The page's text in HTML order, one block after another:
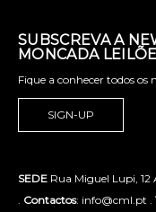
SUBSCREVA A
MONCADA
Fique a conhecer todos os
SIGN-UP
SEDE Rua Miguel Lupi,
Contactos: info@cml.pt .